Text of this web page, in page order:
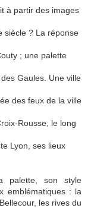
à partir des images
siècle ? La réponse
; une palette
Gaules. Une ville
des feux de la ville
Rousse, le long
Lyon, ses lieux
palette, son style
emblématiques : la
les rives du